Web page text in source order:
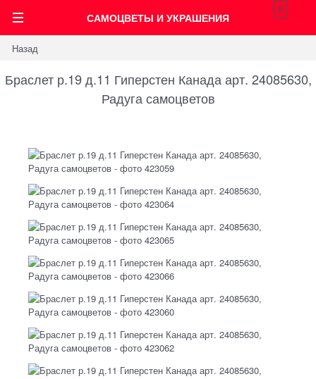
САМОЦВЕТЫ И УКРАШЕНИЯ
0
Назад
Браслет р.19 д.11 Гиперстен Канада арт. 24085630,
Радуга самоцветов